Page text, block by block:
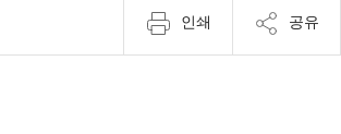
집
안
인쇄 공유